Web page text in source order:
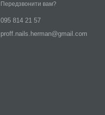
Передзвонити вам?
095 814 21 57
proff.nails.herman@gmail.com